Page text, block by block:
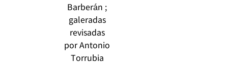
Barberán ;
galeradas
revisadas
por Antonio
Torrubia